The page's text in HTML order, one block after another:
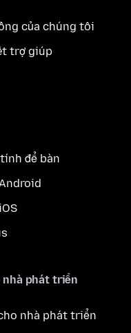
của chúng tôi
trợ giúp
để bàn
nhà phát triển
nhà phát triển